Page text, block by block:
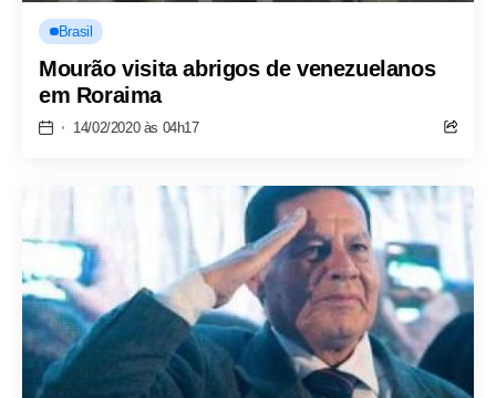
Brasil
Mourão visita abrigos de venezuelanos
em Roraima
14/02/2020 às 04h17